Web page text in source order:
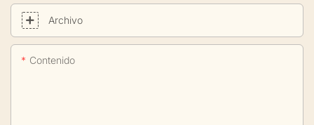
Archivo
Contenido